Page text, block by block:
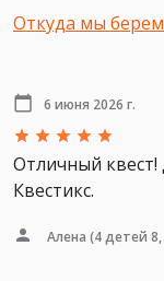
Откуда мы
6 июня 2026 г.
Отличный квест!
Квестикс.
Алена (4 детей 8,